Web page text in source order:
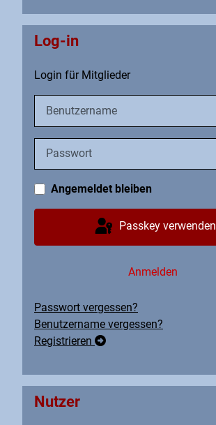
Log-in
Login für Mitglieder
Angemeldet bleiben
Passkey verwenden
Anmelden
Passwort vergessen?
Benutzername vergessen?
Registrieren
Nutzer